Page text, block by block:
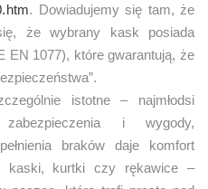
. Dowiadujemy się tam, że
że wybrany kask posiada
EN 1077), które gwarantują, że
istotne – najmłodsi
zabezpieczenia i wygody,
braków daje komfort
kaski, kurtki czy rękawice –